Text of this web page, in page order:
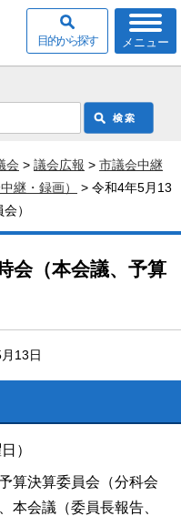
メニュー
目的から探す
会 > 議会広報 > 市議会中継
継・録画）
> 令和4年5月13
）
（本会議、予算
13日
）
算決算委員会（分科会
本会議（委員長報告、